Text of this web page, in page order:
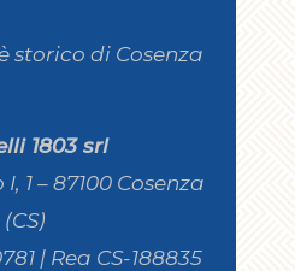
storico di Cosenza
1803 srl
1 – 87100 Cosenza
(CS)
| Rea CS-188835